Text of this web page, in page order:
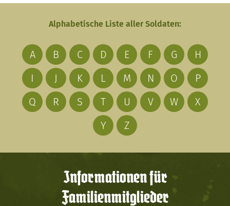
Alphabetische Liste aller Soldaten:
A B C D E F G
H
I
J K L M N O
P
Q
R S T U V W
X
Y
Z
Informationen für
Familienmitglieder